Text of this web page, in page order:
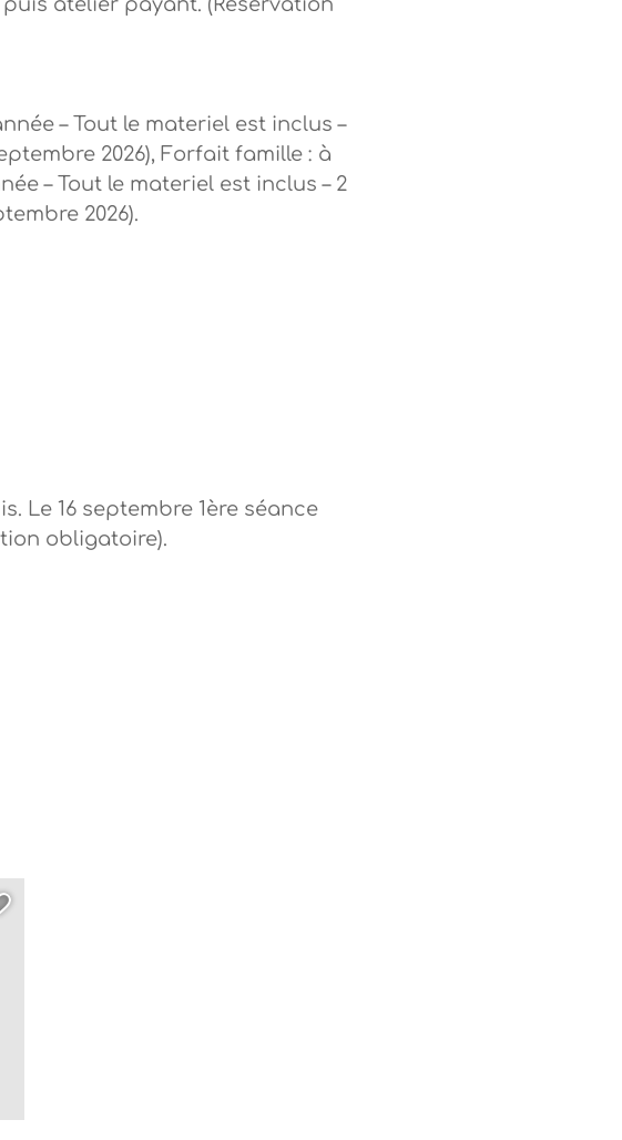
puis atelier payant. (Réservation
– Tout le materiel est inclus –
2026), Forfait famille : à
– Tout le materiel est inclus – 2
2026).
Le 16 septembre 1ère séance
obligatoire).
carnet de voyage ?
les ados, © anne valletta
cette page au carnet de voyage ?